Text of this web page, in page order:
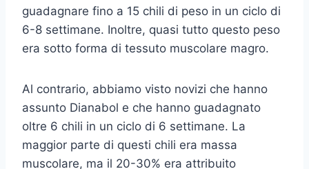
guadagnare fino a 15 chili di peso in un ciclo di
6-8 settimane. Inoltre, quasi tutto questo peso
era sotto forma di tessuto muscolare magro.
Al contrario, abbiamo visto novizi che hanno
assunto Dianabol e che hanno guadagnato
oltre 6 chili in un ciclo di 6 settimane. La
maggior parte di questi chili era massa
muscolare, ma il 20-30% era attribuito